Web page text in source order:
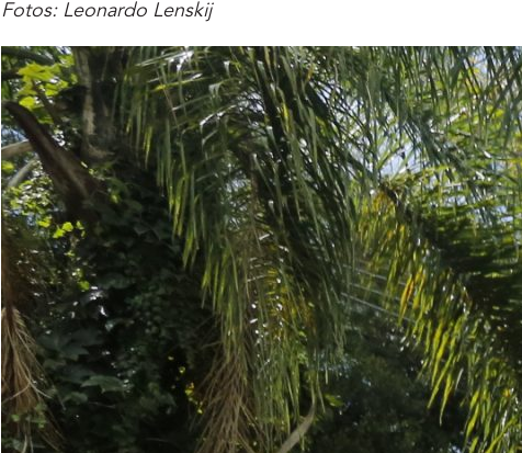
Fotos: Leonardo Lenskij